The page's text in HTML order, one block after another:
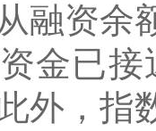
融资余
金已
外，指